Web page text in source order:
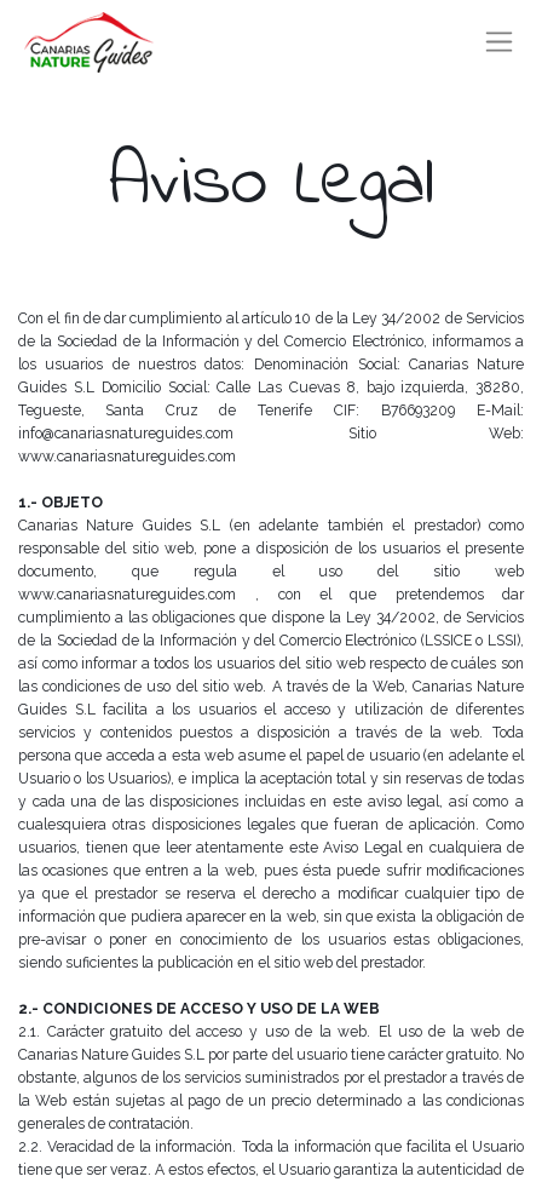
Aviso Legal
Con el fin de dar cumplimiento al artículo 10 de la Ley 34/2002 de Servicios
de la Sociedad de la Información y del Comercio Electrónico, informamos a
los usuarios de nuestros datos:
Denominación Social: Canarias Nature
Guides S.L Domicilio Social: Calle Las Cuevas 8, bajo izquierda, 38280,
Tegueste, Santa Cruz de Tenerife
CIF: B76693209
E-Mail:
info@canariasnatureguides.com
Sitio Web:
www.canariasnatureguides.com
1.- OBJETO
Canarias Nature Guides S.L (en adelante también el prestador) como
responsable del sitio web, pone a disposición de los usuarios el presente
documento, que regula el uso del sitio web
www.canariasnatureguides.com
, con el que pretendemos dar
cumplimiento a las obligaciones que dispone la Ley 34/2002, de Servicios
de la Sociedad de la Información y del Comercio Electrónico (LSSICE o LSSI),
así como informar a todos los usuarios del sitio web respecto de cuáles son
las condiciones de uso del sitio web. A través de la Web, Canarias Nature
Guides S.L facilita a los usuarios el acceso y utilización de diferentes
servicios y contenidos puestos a disposición a través de la web.
Toda
persona que acceda a esta web asume el papel de usuario (en adelante el
Usuario o los Usuarios), e implica la aceptación total y sin reservas de todas
y cada una de las disposiciones incluidas en este aviso legal, así como a
cualesquiera otras disposiciones legales que fueran de aplicación. Como
usuarios, tienen que leer atentamente este Aviso Legal en cualquiera de
las ocasiones que entren a la web, pues ésta puede sufrir modificaciones
ya que el prestador se reserva el derecho a modificar cualquier tipo de
información que pudiera aparecer en la web, sin que exista la obligación de
pre-avisar o poner en conocimiento de
los usuarios estas obligaciones,
siendo suficientes la publicación en el sitio web del prestador.
2.- CONDICIONES DE ACCESO Y USO DE LA WEB
2.1. Carácter gratuito del acceso y uso de la web.
El uso de la web de
Canarias Nature Guides S.L por parte del usuario tiene carácter gratuito. No
obstante, algunos de los servicios suministrados por el prestador a través de
la Web están sujetas al pago de un precio determinado a las condicionas
generales de contratación.
2.2. Veracidad de la información. Toda la información que facilita el Usuario
tiene que ser veraz. A estos efectos, el Usuario garantiza la autenticidad de